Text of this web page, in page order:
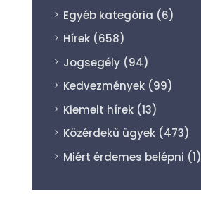
Egyéb kategória (6)
Hírek(658)
Jogsegély(94)
Kedvezmények(99)
Kiemelt hírek(13)
Közérdekű ügyek(473)
Miért érdemes belépni (1)